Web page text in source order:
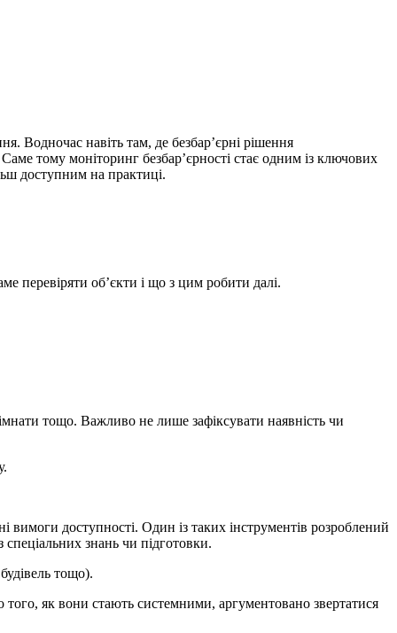
Водночас навіть там, де безбар’єрні рішення
тому моніторинг безбар’єрності стає одним із ключових
доступним на практиці.
перевіряти об’єкти і що з цим робити далі.
тощо. Важливо не лише зафіксувати наявність чи
вимоги доступності. Один із таких інструментів розроблений
знань чи підготовки.
тощо).
як вони стають системними, аргументовано звертатися